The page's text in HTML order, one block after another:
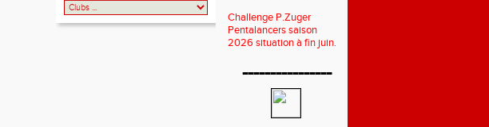
Challenge P.Zuger
Pentalancers saison
2026 situation à fin juin.
----------------